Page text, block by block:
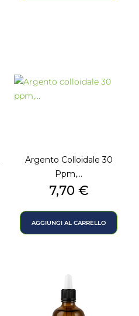
Argento Colloidale 30
Ppm,...
Prezzo
7,70 €
AGGIUNGI AL CARRELLO